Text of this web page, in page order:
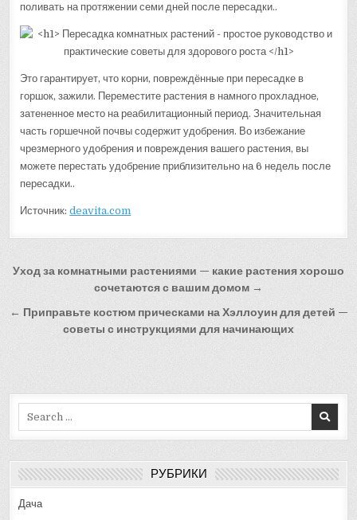
поливать на протяжении семи дней после пересадки..
Это гарантирует, что корни, повреждённые при пересадке в
горшок, зажили. Переместите растения в намного прохладное,
затененное место на реабилитационный период. Значительная
часть горшечной почвы содержит удобрения. Во избежание
чрезмерного удобрения и повреждения вашего растения, вы
можете перестать удобрение приблизительно на 6 недель после
пересадки..
Источник:deavita.com
Навигация
записям
Уход за комнатными растениями — какие растения хорошо
сочетаются с вашим домом →
← Приправьте костюм прическами на Хэллоуин для детей —
советы с инструкциями для начинающих
РУБРИКИ
Дача